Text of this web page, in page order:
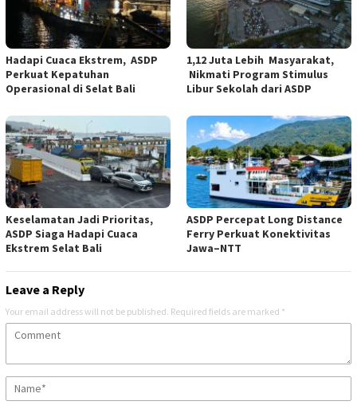
Hadapi Cuaca Ekstrem, ASDP
Perkuat Kepatuhan
Operasional di Selat Bali
1,12 Juta Lebih Masyarakat,
Nikmati Program Stimulus
Libur Sekolah dari ASDP
Keselamatan Jadi Prioritas,
ASDP Siaga Hadapi Cuaca
Ekstrem Selat Bali
ASDP Percepat Long Distance
Ferry Perkuat Konektivitas
Jawa–NTT
Leave a Reply
Your email address will not be published. Required fields are marked *